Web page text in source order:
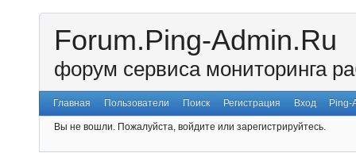
Forum.Ping-Admin.Ru
форум сервиса мониторинга
Главная Пользователи Поиск Регистрация Вход Ping-
Вы не вошли. Пожалуйста, войдите или зарегистрируйтесь.